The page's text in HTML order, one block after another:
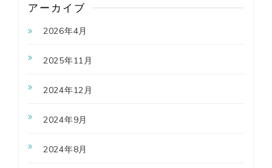
アーカイブ
2026年4月
2025年11月
2024年12月
2024年9月
2024年8月